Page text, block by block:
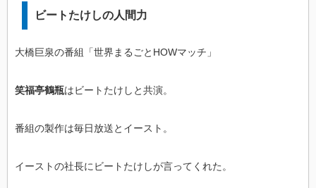
ビートたけしの人間力
大橋巨泉の番組「世界まるごとHOWマッチ」
笑福亭鶴瓶はビートたけしと共演。
番組の製作は毎日放送とイースト。
イーストの社長にビートたけしが言ってくれた。